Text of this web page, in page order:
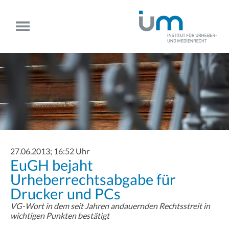
27.06.2013; 16:52 Uhr
EuGH bejaht
Urheberrechtsabgabe für
Drucker und PCs
VG-Wort in dem seit Jahren andauernden Rechtsstreit in
wichtigen Punkten bestätigt